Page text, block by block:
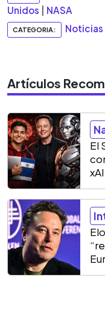
Unidos
NASA
CATEGORIA: Noticias
Artículos
El